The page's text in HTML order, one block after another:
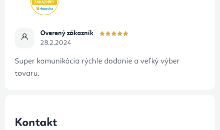
Overený zákazník
28.2.2024
Super komunikácia rýchle dodanie a veľký výber
tovaru.
Kontakt